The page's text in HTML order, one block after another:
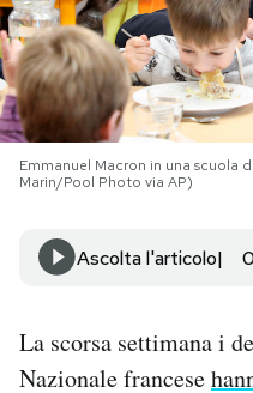
NEWSLETTER
I MIEI PREFERITI
SHOP
CALENDARIO
Area Personale
Emmanuel Macron in una scuola
Marin/Pool Photo via AP)
Ascolta l'articolo
La scorsa settimana i
Nazionale francese